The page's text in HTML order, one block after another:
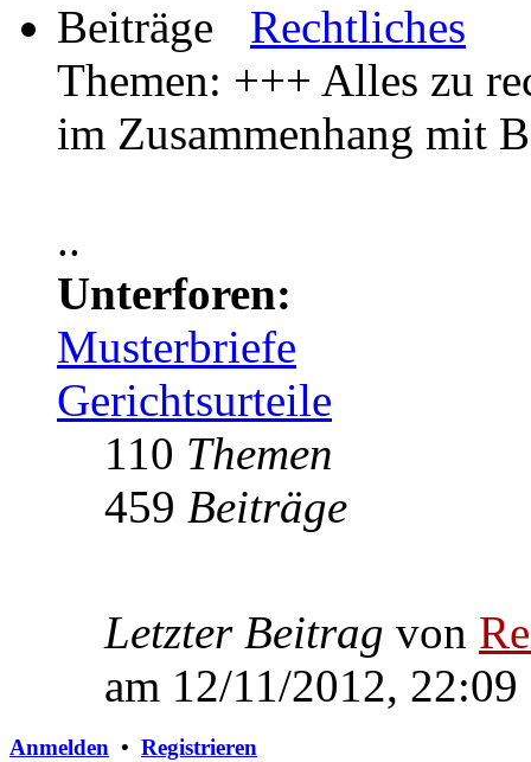
Rechtliches
Themen: +++ Alles zu
im Zusammenhang mit
..
Unterforen:
Musterbriefe
Gerichtsurteile
110 Themen
459 Beiträge
Letzter Beitrag von
am 12/11/2012, 22:09
Anmelden • Registrieren